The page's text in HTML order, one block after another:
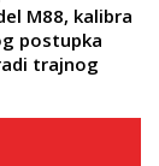
M88, kalibra
postupka
trajnog